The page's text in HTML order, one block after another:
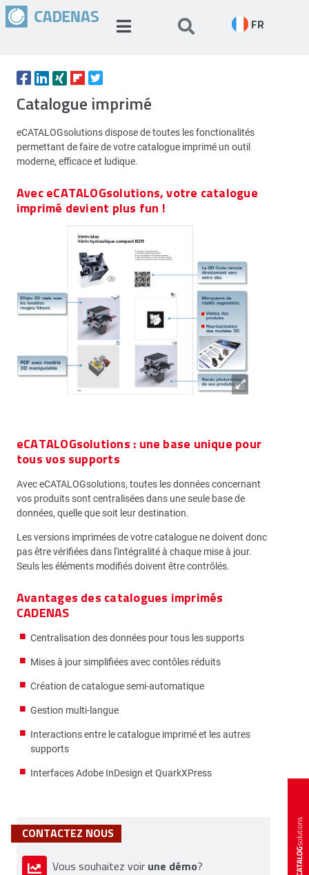
FR
Catalogue imprimé
eCATALOGsolutions dispose de toutes les fonctionalités
permettant de faire de votre catalogue imprimé un outil
moderne, efficace et ludique.
Avec eCATALOGsolutions, votre catalogue
imprimé devient plus fun !
eCATALOGsolutions : une base unique pour
tous vos supports
Avec eCATALOGsolutions, toutes les données concernant
vos produits sont centralisées dans une seule base de
données, quelle que soit leur destination.
Les versions imprimées de votre catalogue ne doivent donc
pas être vérifiées dans l'intégralité à chaque mise à jour.
Seuls les éléments modifiés doivent être contrôlés.
Avantages des catalogues imprimés
CADENAS
Centralisation des données pour tous les supports
Mises à jour simplifiées avec contôles réduits
Création de catalogue semi-automatique
Gestion multi-langue
Interactions entre le catalogue imprimé et les autres
supports
Interfaces Adobe InDesign et QuarkXPress
CONTACTEZ NOUS
Vous souhaitez voir une démo?